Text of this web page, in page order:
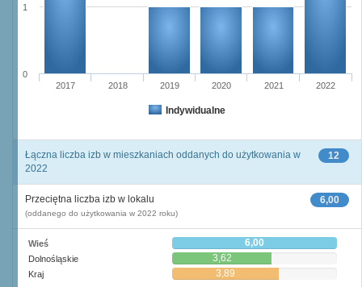
Indywidualne
2017 2018 2019 2020 2021 2022
0
1
12
Łączna liczba izb w mieszkaniach oddanych do użytkowania w
2022
6,00
Przeciętna liczba izb w lokalu
(oddanego do użytkowania w 2022 roku)
Wieś 6,00
Dolnośląskie 3,62
Kraj 3,89